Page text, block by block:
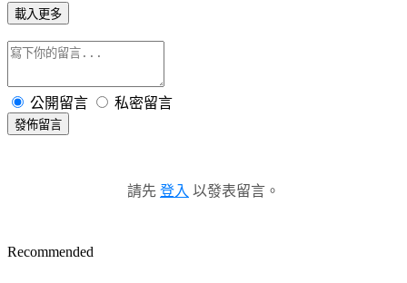
載入更多
公開留言 私密留言
發佈留言
請先 登入 以發表留言。
Recommended